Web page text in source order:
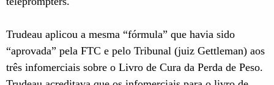
Trudeau aplicou a mesma “fórmula” que havia sido
“aprovada” pela FTC e pelo Tribunal (juiz Gettleman) aos
três infomerciais sobre o Livro de Cura da Perda de Peso.